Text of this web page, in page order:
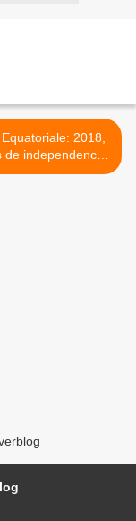
2018,
independencia
>